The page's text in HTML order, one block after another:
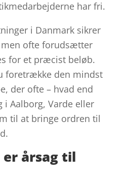
har fri.
i Danmark sikrer
ofte forudsætter
for et præcist beløb.
foretrække den mindst
der ofte – hvad end
i Aalborg, Varde eller
til at bringe ordren til
er årsag til